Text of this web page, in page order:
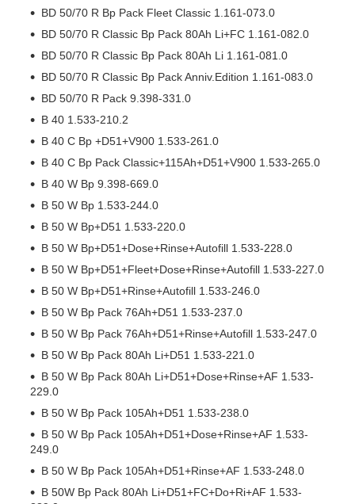
BD 50/70 R Bp Pack Fleet Classic 1.161-073.0
BD 50/70 R Classic Bp Pack 80Ah Li+FC 1.161-082.0
BD 50/70 R Classic Bp Pack 80Ah Li 1.161-081.0
BD 50/70 R Classic Bp Pack Anniv.Edition 1.161-083.0
BD 50/70 R Pack 9.398-331.0
B 40 1.533-210.2
B 40 C Bp +D51+V900 1.533-261.0
B 40 C Bp Pack Classic+115Ah+D51+V900 1.533-265.0
B 40 W Bp 9.398-669.0
B 50 W Bp 1.533-244.0
B 50 W Bp+D51 1.533-220.0
B 50 W Bp+D51+Dose+Rinse+Autofill 1.533-228.0
B 50 W Bp+D51+Fleet+Dose+Rinse+Autofill 1.533-227.0
B 50 W Bp+D51+Rinse+Autofill 1.533-246.0
B 50 W Bp Pack 76Ah+D51 1.533-237.0
B 50 W Bp Pack 76Ah+D51+Rinse+Autofill 1.533-247.0
B 50 W Bp Pack 80Ah Li+D51 1.533-221.0
B 50 W Bp Pack 80Ah Li+D51+Dose+Rinse+AF 1.533-
229.0
B 50 W Bp Pack 105Ah+D51 1.533-238.0
B 50 W Bp Pack 105Ah+D51+Dose+Rinse+AF 1.533-
249.0
B 50 W Bp Pack 105Ah+D51+Rinse+AF 1.533-248.0
B 50W Bp Pack 80Ah Li+D51+FC+Do+Ri+AF 1.533-